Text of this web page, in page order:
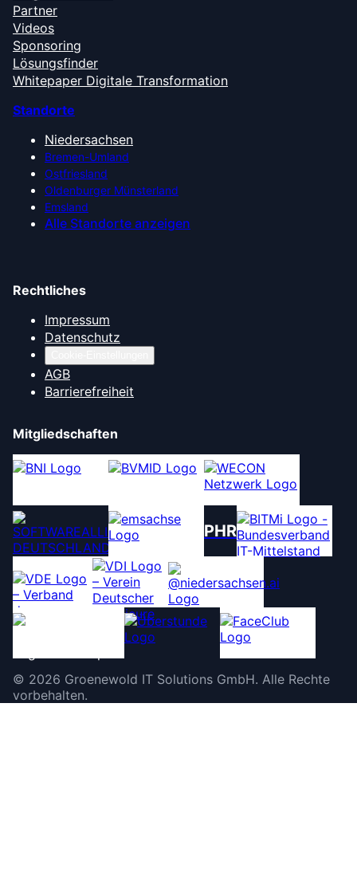
Partner
Videos
Sponsoring
Lösungsfinder
Whitepaper Digitale Transformation
Standorte
Niedersachsen
Bremen-Umland
Ostfriesland
Oldenburger Münsterland
Emsland
Alle Standorte anzeigen
Rechtliches
Impressum
Datenschutz
AGB
Barrierefreiheit
Mitgliedschaften
PHR
© 2026 Groenewold IT Solutions GmbH. Alle Rechte
vorbehalten.